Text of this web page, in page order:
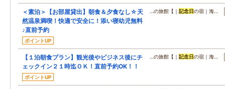
＜素泊＞【お部屋貸出】朝食＆夕食なし☆天
然温泉満喫！快適で安全に！添い寝幼児無料
♪直前予約
ポイントUP
…の旅館【｜ 記念日の宿｜海…
【１泊朝食プラン】観光後やビジネス後にチ
ェックイン２１時迄ＯＫ！直前予約OK！！
ポイントUP
…の旅館【｜ 記念日の宿｜海…